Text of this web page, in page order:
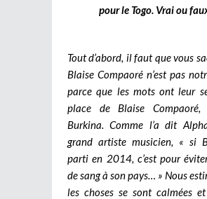
pour le Togo. Vrai ou
Tout d’abord, il faut que vous
Blaise Compaoré n’est pas
parce que les mots ont leur
place de Blaise Compaoré,
Burkina. Comme l’a dit
grand artiste musicien, « si
parti en 2014, c’est pour
de sang à son pays… » Nous
les choses se sont calmées